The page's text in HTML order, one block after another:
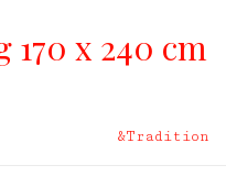
170 x 240 cm
&Tradition